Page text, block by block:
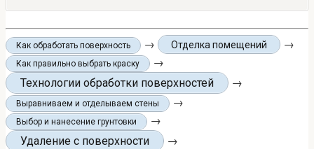
Как обработать поверхность → Отделка помещений →
Как правильно выбрать краску
→
Технологии обработки поверхностей
→
Выравниваем и отделываем стены →
Выбор и нанесение грунтовки
→
Удаление с поверхности
→